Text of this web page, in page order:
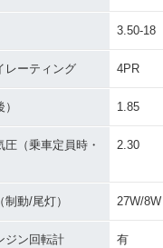
3.50-18
レーティング 4PR
1.85
（乗車定員時・
2.30
動/尾灯） 27W/8W
ジン回転計 有